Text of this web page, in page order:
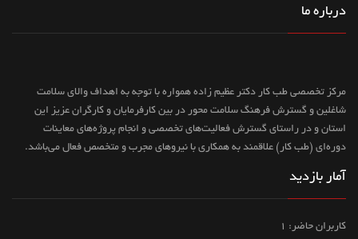
درباره ما
مرکز تخصصی طب کار دکتر عظیم زاده همواره با توجه به اهداف والای سلامت
شاغلین و گسترش فرهنگ سلامت محور در بین کارفرمایان و کارگران عزیز این
استان و در راستای گسترش فعالیت‌های تخصصی و انجام پروژه‌های معاینات
دوره‌ای (طب کار) علاقمند به همکاری با نیروهای مجرب و متخصص فعال می‌باشد.
آمار بازدید
کاربران حاضر: 1